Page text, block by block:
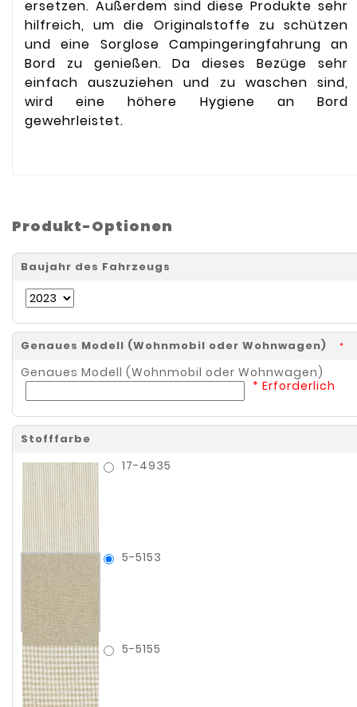
ersetzen. Außerdem sind diese Produkte sehr
hilfreich, um die Originalstoffe zu schützen
und eine Sorglose Campingeringfahrung an
Bord zu genießen. Da dieses Bezüge sehr
einfach auszuziehen und zu waschen sind,
wird eine höhere Hygiene an Bord
gewehrleistet.
Produkt-Optionen
Baujahr des Fahrzeugs
Genaues Modell (Wohnmobil oder Wohnwagen)
*
Erforderlich
Genaues Modell (Wohnmobil oder Wohnwagen)
* Erforderlich
Stofffarbe
17-4935
5-5153
5-5155